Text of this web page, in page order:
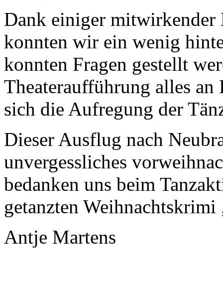
Dank einiger mitwirkender
konnten wir ein wenig
konnten Fragen gestellt
Theateraufführung alles
sich die Aufregung der
Dieser Ausflug nach
unvergessliches
bedanken uns beim
getanzten
Antje Martens